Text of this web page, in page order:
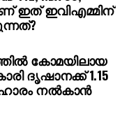
അത്ഭുതകരമായ
ബാഹുബലി,
രാജമൗലിയുടെ
ല്‍
ഇത് ഇവിഎമ്മിന്
കോമയിലായ
ദൃഷാനക്ക് 1.15
നല്‍കാന്‍